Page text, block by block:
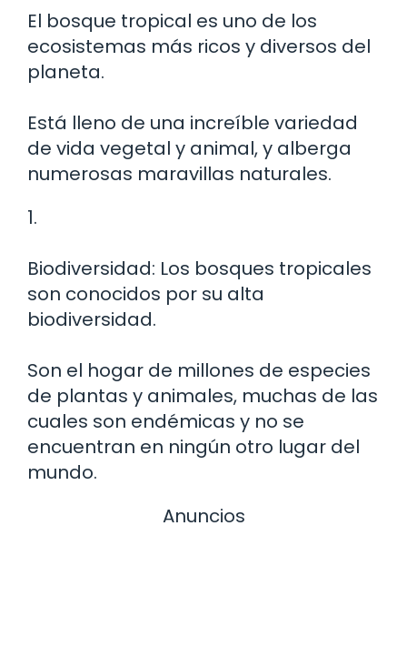
El bosque tropical es uno de los
ecosistemas más ricos y diversos del
planeta.
Está lleno de una increíble variedad
de vida vegetal y animal, y alberga
numerosas maravillas naturales.
1.
Biodiversidad: Los bosques tropicales
son conocidos por su alta
biodiversidad.
Son el hogar de millones de especies
de plantas y animales, muchas de las
cuales son endémicas y no se
encuentran en ningún otro lugar del
mundo.
Anuncios